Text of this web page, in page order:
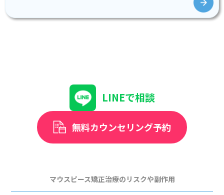
LINEで相談
無料カウンセリング予約
マウスピース矯正治療のリスクや副作用